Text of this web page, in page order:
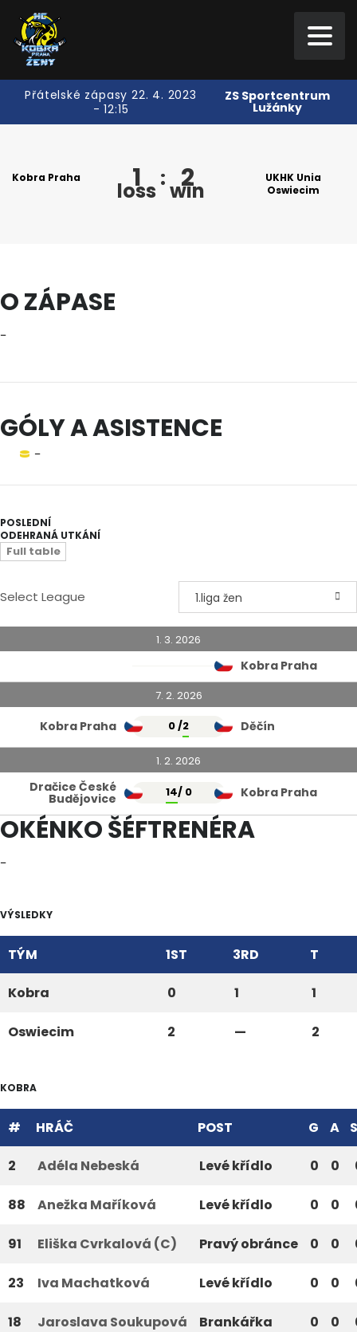
Přátelské zápasy 22. 4. 2023
- 12:15
ZS Sportcentrum
Lužánky
Kobra Praha 1
loss : 2
win
UKHK Unia
Oswiecim
O ZÁPASE
–
GÓLY A ASISTENCE
–
POSLEDNÍ
ODEHRANÁ UTKÁNÍ
Full table
Select League 1.liga žen
1. 3. 2026
Kobra Praha
7. 2. 2026
Kobra Praha 0 /2 Děčín
1. 2. 2026
Dračice České
Budějovice 14/ 0 Kobra Praha
OKÉNKO ŠÉFTRENÉRA
–
VÝSLEDKY
TÝM 1ST 3RD T
Kobra 0 1 1
Oswiecim 2 — 2
KOBRA
# HRÁČ POST G A
2 Adéla Nebeská Levé křídlo 0 0
88 Anežka Maříková Levé křídlo 0 0
91 Eliška Cvrkalová (C) Pravý obránce 0 0
23 Iva Machatková Levé křídlo 0 0
18 Jaroslava Soukupová Brankářka 0 0